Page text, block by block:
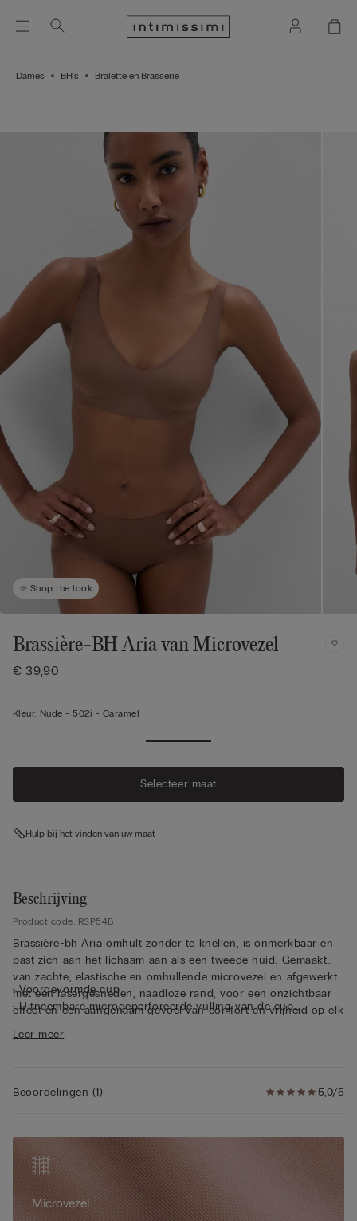
Dames BH's Bralette en Brasserie
Shop the look
Brassière-BH Aria van Microvezel
€ 39,90
Kleur: Nude -502i - Caramel
Selecteer maat
Hulp bij het vinden van uw maat
Beschrijving
Product code: RSP54B
Brassière-bh Aria omhult zonder te knellen, is onmerkbaar en
past zich aan het lichaam aan als een tweede huid. Gemaakt
van zachte, elastische en omhullende microvezel en afgewerkt
met een lasergesneden, naadloze rand, voor een onzichtbaar
effect en een aangenaam gevoel van comfort en vrijheid op elk
moment van de dag. Bijzonder zijn de uitneembare, dunne en
ademende ergonomische cups, waarop aangegeven staat aan
gedragen, afhankelijk van de gelegenheid of de behoefte van
• Voorgevormde cup
• Uitneembare microgeperforeerde vulling van de cup
• Aan de achterkant verstelbare elastische schouderbandjes
• Het model is 175 cm lang en draagt maat S
Leer meer
5,0/5
Beoordelingen (1)
Microvezel